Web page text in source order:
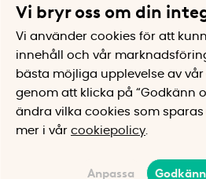
Vi bryr oss om din
Vi använder cookies för att
innehåll och vår
bästa möjliga upplevelse av vår
genom att klicka på “Godkänn
ändra vilka cookies som sparas
mer i vår cookiepolicy
Anpassa